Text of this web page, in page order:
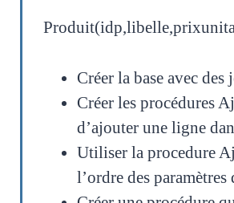
Créer la base avec des
Créer les procédures
d’ajouter une ligne
Utiliser la procedure
l’ordre des